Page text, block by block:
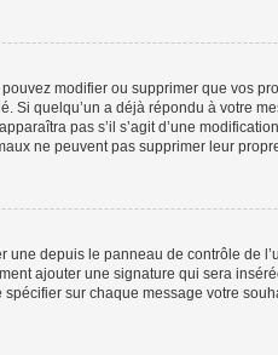
modifier ou supprimer que vos
quelqu’un a déjà répondu à votre
pas s’il s’agit d’une
ne peuvent pas supprimer leur
depuis le panneau de contrôle de
ajouter une signature qui sera
sur chaque message votre